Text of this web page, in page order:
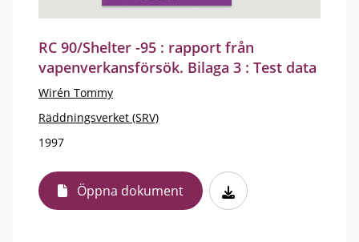
RC 90/Shelter -95 : rapport från
vapenverkansförsök. Bilaga 3 : Test data
Wirén Tommy
Räddningsverket (SRV)
1997
Öppna dokument